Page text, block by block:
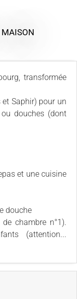
transformée
Saphir) pour un
douches (dont
et une cuisine
douche
chambre n°1).
(attention...